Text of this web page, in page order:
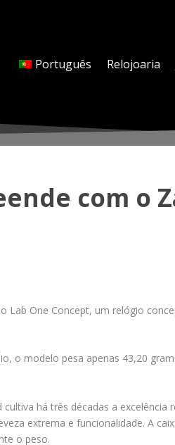
Português Relojoaria
com o
Lab One Concept, um relógio
o modelo pesa apenas 43,20
há três décadas a
extrema e funcionalidade. A
o peso.